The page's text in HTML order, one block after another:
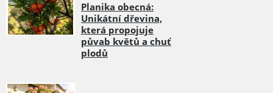
Planika obecná:
Unikátní dřevina,
která propojuje
půvab květů a chuť
plodů